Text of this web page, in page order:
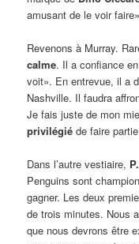
amusant de le voir
Revenons à Murray.
calme. Il a confiance
voit». En entrevue, il a
Nashville. Il faudra
Je fais juste de mon
privilégié de faire
Dans l’autre vestiaire,
Penguins sont
gagner. Les deux
de trois minutes. Nous
que nous devrons être